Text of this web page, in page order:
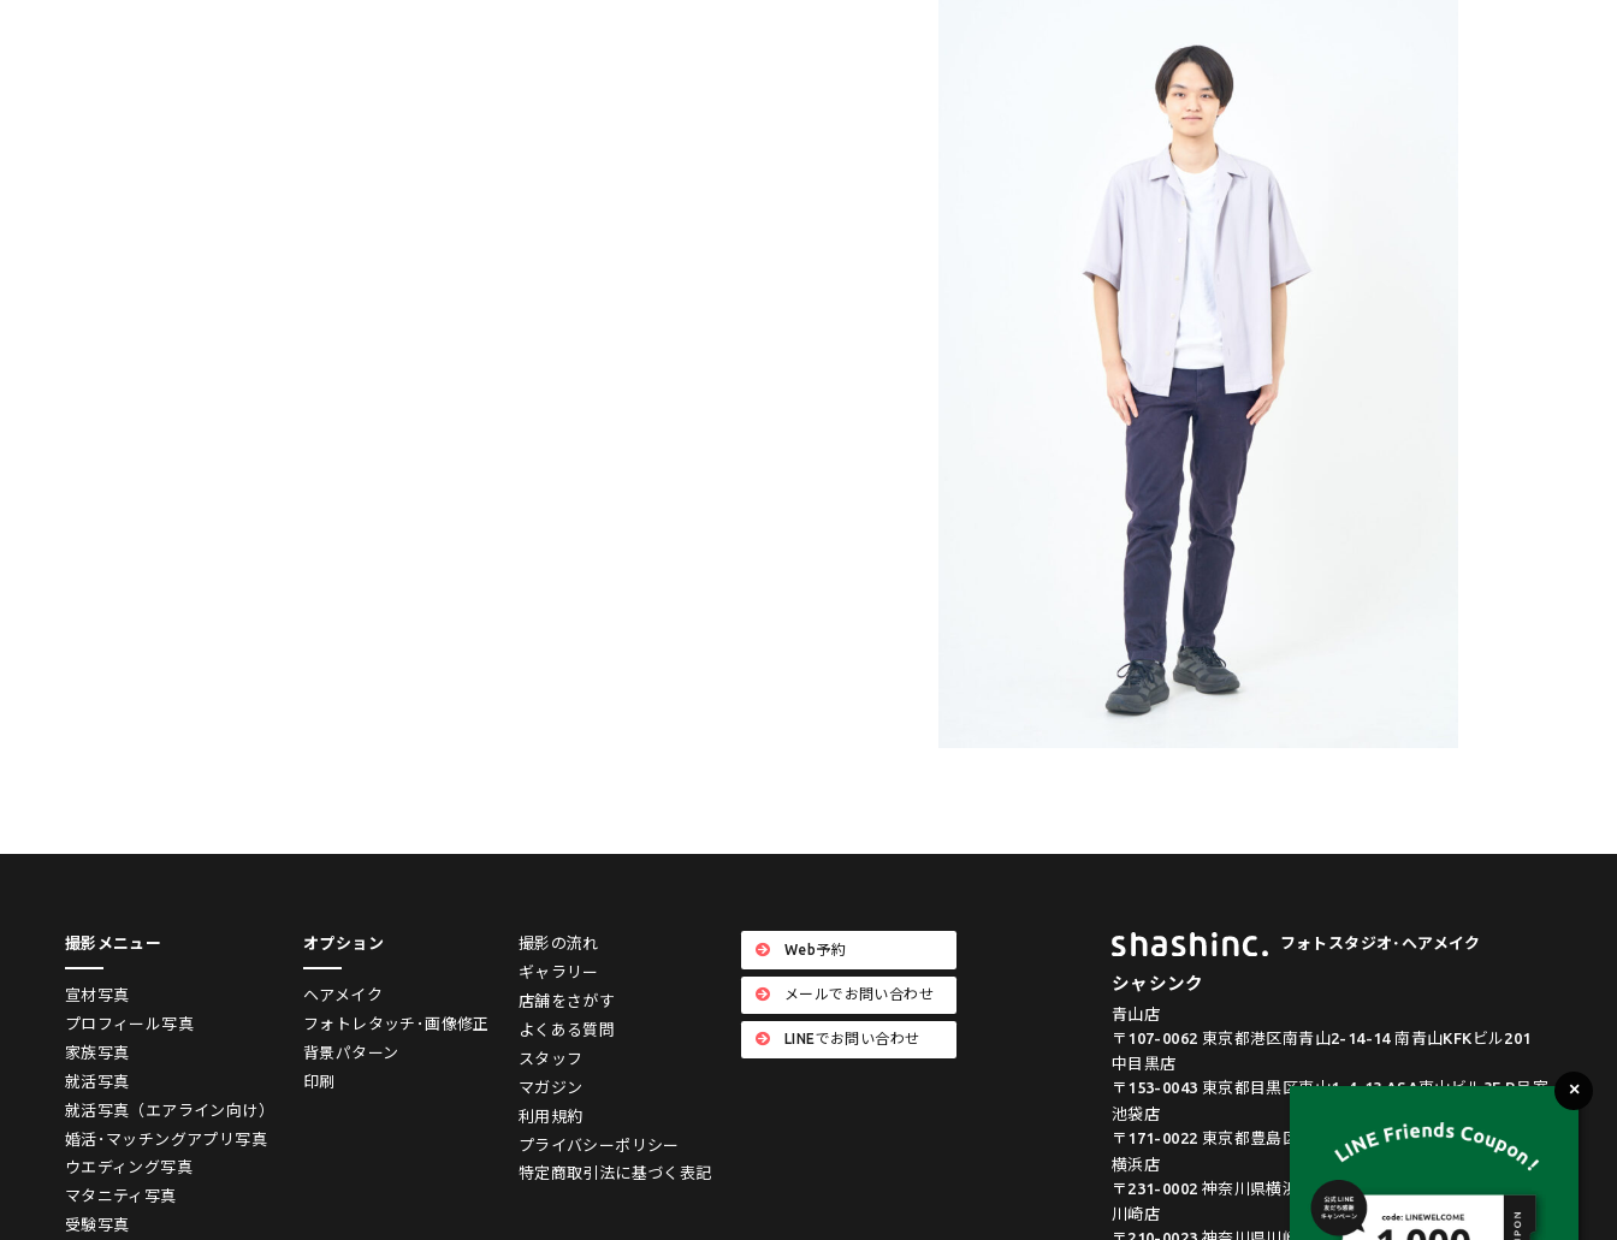
撮影メニュー
宣材写真
プロフィール写真
家族写真
就活写真
就活写真（エアライン向け）
婚活･マッチングアプリ写真
ウエディング写真
マタニティ写真
受験写真
オプション
ヘアメイク
フォトレタッチ･画像修正
背景パターン
印刷
撮影の流れ
ギャラリー
店舗をさがす
よくある質問
スタッフ
マガジン
利用規約
プライバシーポリシー
特定商取引法に基づく表記
Web予約
メールでお問い合わせ
LINEでお問い合わせ
フォトスタジオ･ヘアメイク
シャシンク
青山店
〒107-0062 東京都港区南青山2-14-14 南青山KFKビル201
中目黒店
〒153-0043 東京都目黒区東山1-4-13 ASA東山ビル3F B号室
池袋店
〒171-0022 東京都豊島区南池袋2-33-6 大同ビル6F
横浜店
〒231-0002 神奈川県横浜市中区海岸通4-23 マリンビルB002
川崎店